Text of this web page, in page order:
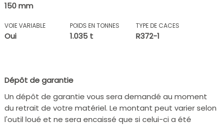
150 mm
VOIE VARIABLE
Oui
POIDS EN TONNES
1.035 t
TYPE DE CACES
R372-1
Dépôt de garantie
Un dépôt de garantie vous sera demandé au moment
du retrait de votre matériel. Le montant peut varier selon
l'outil loué et ne sera encaissé que si celui-ci a été